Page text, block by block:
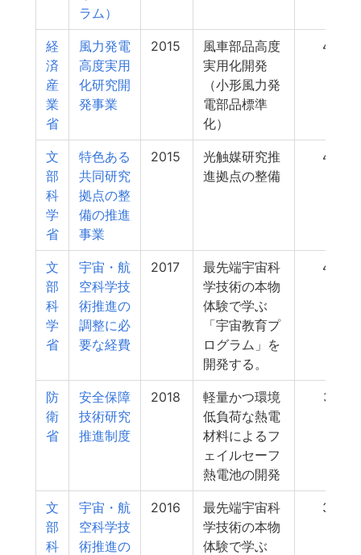
ラム）
経
済
産
業
省
風力発電
高度実用
化研究開
発事業
2015
風車部品高度
実用化開発
（小形風力発
電部品標準
化）
42
文
部
科
学
省
特色ある
共同研究
拠点の整
備の推進
事業
2015
光触媒研究推
進拠点の整備
40
文
部
科
学
省
宇宙・航
空科学技
術推進の
調整に必
要な経費
2017
最先端宇宙科
学技術の本物
体験で学ぶ
「宇宙教育プ
ログラム」を
開発する。
40
防
衛
省
安全保障
技術研究
推進制度
2018
軽量かつ環境
低負荷な熱電
材料によるフ
ェイルセーフ
熱電池の開発
37
文
部
科
宇宙・航
空科学技
術推進の
2016
最先端宇宙科
学技術の本物
体験で学ぶ
36